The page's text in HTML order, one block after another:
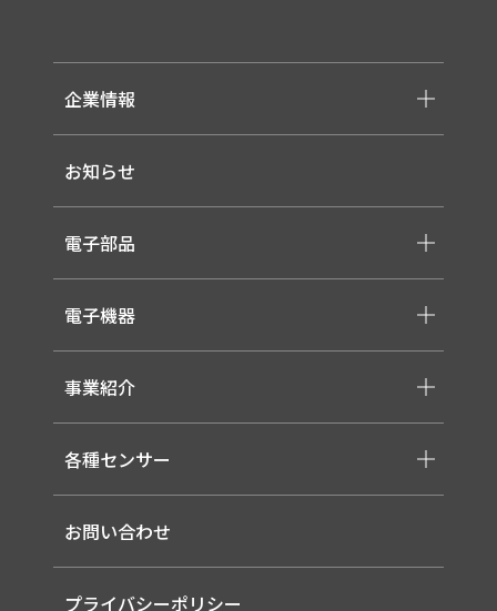
企業情報
-メッセージ・理念
-会社概要
-採用情報
お知らせ
電子部品
-スイッチ ・ジャック ・コネクタ・LED
-ケーブル・ハーネス・FFC
-医療用 ACアダプター
-各種モジュール
-取り扱いメーカー一覧
電子機器
-低温用LED照明
-直管形LEDランプ
-高天井LED
-LED信号灯
-ソーラー式LED 照明灯
-ルーター（LTE / Wi-Fiルーター）
事業紹介
-サービス概要
-事業領域
-EMS
各種センサー
-バイタルセンサー
-AIセンサー
お問い合わせ
プライバシーポリシー